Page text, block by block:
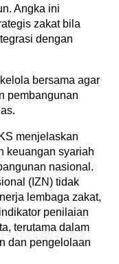
Angka ini
zakat bila
dengan
bersama agar
pembangunan
menjelaskan
keuangan syariah
nasional.
(IZN) tidak
lembaga zakat,
penilaian
terutama dalam
dan pengelolaan